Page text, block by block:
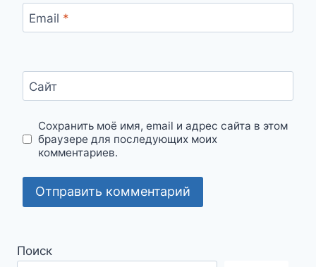
Email *
Сайт
Сохранить моё имя, email и адрес сайта в этом
браузере для последующих моих
комментариев.
Поиск